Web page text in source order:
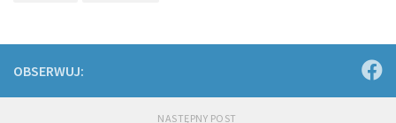
OBSERWUJ:
NASTĘPNY POST